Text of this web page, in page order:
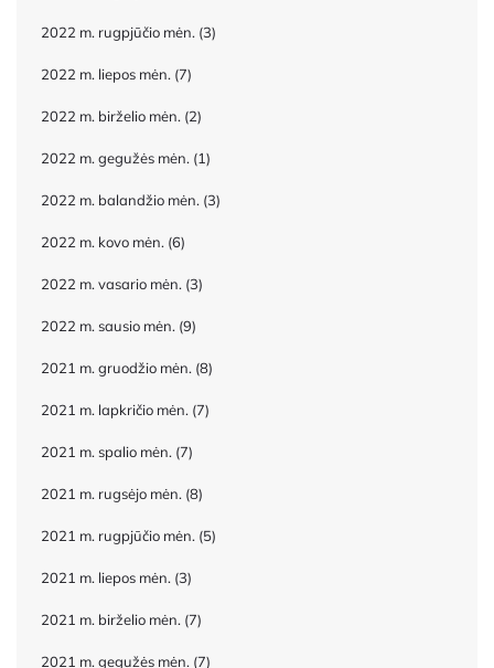
2022 m. rugpjūčio mėn. (3)
2022 m. liepos mėn. (7)
2022 m. birželio mėn. (2)
2022 m. gegužės mėn. (1)
2022 m. balandžio mėn. (3)
2022 m. kovo mėn. (6)
2022 m. vasario mėn. (3)
2022 m. sausio mėn. (9)
2021 m. gruodžio mėn. (8)
2021 m. lapkričio mėn. (7)
2021 m. spalio mėn. (7)
2021 m. rugsėjo mėn. (8)
2021 m. rugpjūčio mėn. (5)
2021 m. liepos mėn. (3)
2021 m. birželio mėn. (7)
2021 m. gegužės mėn. (7)